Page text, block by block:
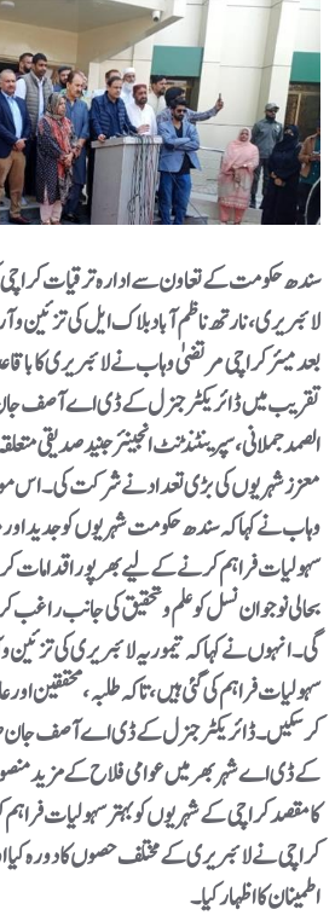
سندھ حکومت کے تعاون سے ادارہ ترقیات کراچی
لائبریری، نارتھ ناظم آباد بلاک ایل کی تزئین
بعد میئر کراچی مرتضیٰ وہاب نے لائبریری کا
تقریب میں ڈائریکٹر جنرل کے ڈی اے آصف جان
الصمد جملانی ، سپرینٹنڈنٹ انجینئر جنید صدیقی
معزز شہریوں کی بڑی تعداد نے شرکت کی۔ اس
وہاب نے کہا کہ سندھ حکومت شہریوں کو جدید اور
سہولیات فراہم کرنے کے لیے بھرپور اقدامات
بحالی نوجوان نسل کو علم و تحقیق کی جانب
گی۔انہوں نے کہا کہ تیموریہ لائبریری کی
سہولیات فراہم کی گئی ہیں، تاکہ طلبہ، محققین
کر سکیں۔ ڈائریکٹر جنرل کے ڈی اے آصف جان
کے ڈی اے شہر بھر میں عوامی فلاح کے مزید
کا مقصد کراچی کے شہریوں کو بہتر سہولیات
کراچی نے لائبریری کے مختلف حصوں کا دورہ کیا
اطمینان کا اظہار کیا۔